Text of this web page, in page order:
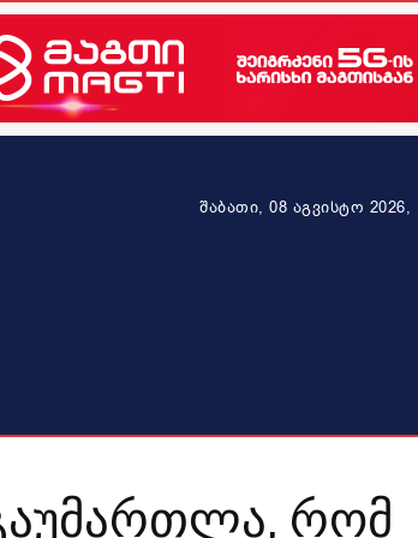
შაბათი, 08 აგვისტო 2026,
რომ აღმოაჩნდა ასეთი ქველმოქმედი ადამიანი –
გაუმართლა, რომ